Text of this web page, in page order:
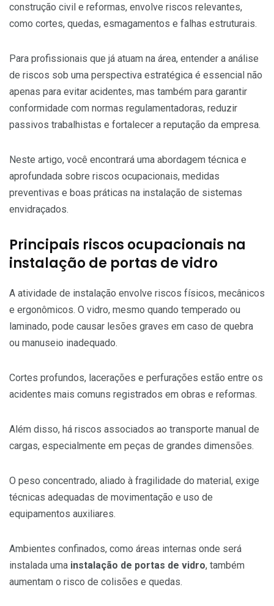
construção civil e reformas, envolve riscos relevantes,
como cortes, quedas, esmagamentos e falhas estruturais.
Para profissionais que já atuam na área, entender a análise
de riscos sob uma perspectiva estratégica é essencial não
apenas para evitar acidentes, mas também para garantir
conformidade com normas regulamentadoras, reduzir
passivos trabalhistas e fortalecer a reputação da empresa.
Neste artigo, você encontrará uma abordagem técnica e
aprofundada sobre riscos ocupacionais, medidas
preventivas e boas práticas na instalação de sistemas
envidraçados.
Principais riscos ocupacionais na
instalação de portas de vidro
A atividade de instalação envolve riscos físicos, mecânicos
e ergonômicos. O vidro, mesmo quando temperado ou
laminado, pode causar lesões graves em caso de quebra
ou manuseio inadequado.
Cortes profundos, lacerações e perfurações estão entre os
acidentes mais comuns registrados em obras e reformas.
Além disso, há riscos associados ao transporte manual de
cargas, especialmente em peças de grandes dimensões.
O peso concentrado, aliado à fragilidade do material, exige
técnicas adequadas de movimentação e uso de
equipamentos auxiliares.
Ambientes confinados, como áreas internas onde será
instalada uma instalação de portas de vidro, também
aumentam o risco de colisões e quedas.